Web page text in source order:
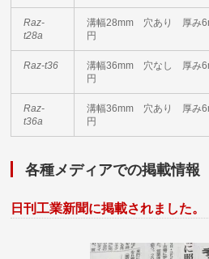
Raz-
t28a
溝幅28mm 穴あり 厚み
円
Raz-t36
溝幅36mm 穴なし 厚み
円
Raz-
t36a
溝幅36mm 穴あり 厚み
円
各種メディアでの掲載情報
日刊工業新聞に掲載されました。